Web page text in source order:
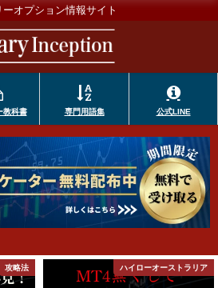
ーオプション情報サイト
教科書 専門用語集 公式LINE
ーストラリア ハイローオーストラ